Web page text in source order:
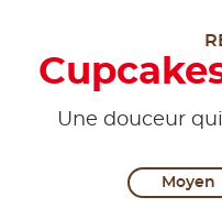
Une douceur
Moyen